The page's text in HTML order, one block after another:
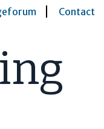
Contact